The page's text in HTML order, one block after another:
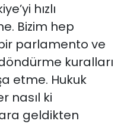
hızlı
Bizim hep
parlamento ve
kuralları
etme. Hukuk
nasıl ki
geldikten